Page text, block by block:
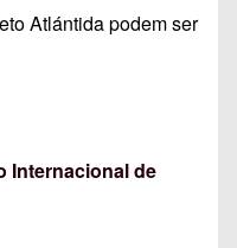
Atlántida podem ser
Internacional de